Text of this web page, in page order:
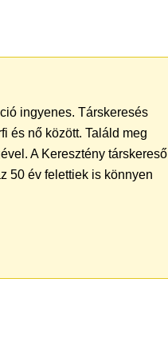
ingyenes. Társkeresés
és nő között. Találd meg
A Keresztény társkereső
50 év felettiek is könnyen